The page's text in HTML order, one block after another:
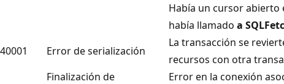
Había un cursor abierto
había llamado a
40001
Error de serialización
La transacción se
recursos con otra
Finalización de
Error en la conexión